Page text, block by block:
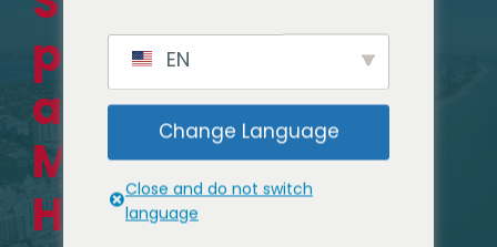
particular do
aeroporto de
Miami para Bal
Harbour Beach
EN
Change Language
Close and do not switch
language